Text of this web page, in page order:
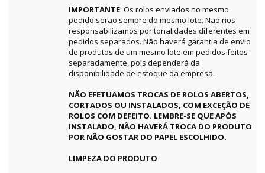
IMPORTANTE: Os rolos enviados no mesmo
pedido serão sempre do mesmo lote. Não nos
responsabilizamos por tonalidades diferentes em
pedidos separados. Não haverá garantia de envio
de produtos de um mesmo lote em pedidos feitos
separadamente, pois dependerá da
disponibilidade de estoque da empresa.
NÃO EFETUAMOS TROCAS DE ROLOS ABERTOS,
CORTADOS OU INSTALADOS, COM EXCEÇÃO DE
ROLOS COM DEFEITO. LEMBRE-SE QUE APÓS
INSTALADO, NÃO HAVERÁ TROCA DO PRODUTO
POR NÃO GOSTAR DO PAPEL ESCOLHIDO.
LIMPEZA DO PRODUTO